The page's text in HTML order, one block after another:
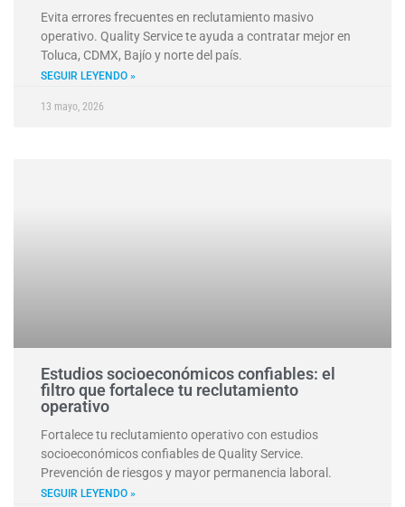
Evita errores frecuentes en reclutamiento masivo
operativo. Quality Service te ayuda a contratar mejor en
Toluca, CDMX, Bajío y norte del país.
SEGUIR LEYENDO »
13 mayo, 2026
Estudios socioeconómicos confiables: el
filtro que fortalece tu reclutamiento
operativo
Fortalece tu reclutamiento operativo con estudios
socioeconómicos confiables de Quality Service.
Prevención de riesgos y mayor permanencia laboral.
SEGUIR LEYENDO »